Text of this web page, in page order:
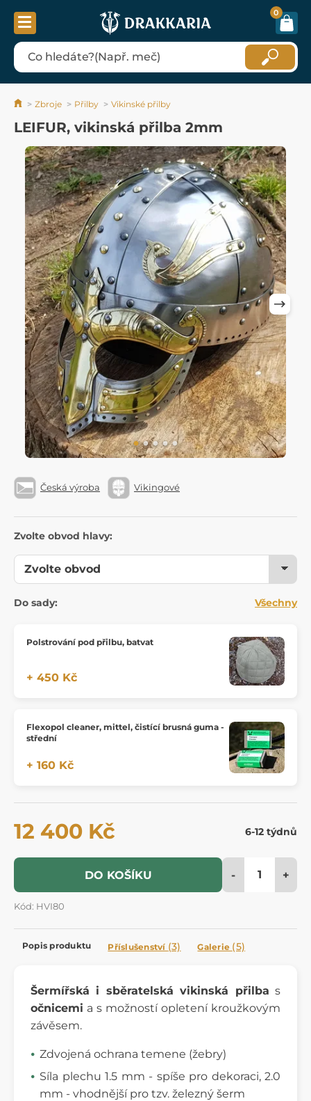
0
Zbroje Přilby Vikinské přilby
LEIFUR, vikinská přilba 2mm
Česká výroba Vikingové
Zvolte obvod hlavy:
Do sady: Všechny
Polstrování pod přilbu, batvat
+ 450 Kč
Flexopol cleaner, mittel, čistící brusná guma -
střední
+ 160 Kč
12 400 Kč 6-12 týdnů
DO KOŠÍKU - +
Kód: HVI80
Popis produktu Příslušenství (3) Galerie (5)
Šermířská i sběratelská vikinská přilba s
očnicemi a s možností opletení kroužkovým
závěsem.
Zdvojená ochrana temene (žebry)
Síla plechu 1.5 mm - spíše pro dekoraci, 2.0
mm - vhodnější pro tzv. železný šerm